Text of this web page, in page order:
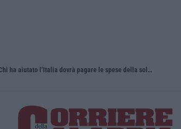
Fondi migranti, i legali dopo la sentenza: «Chi ha aiutato l’Italia dovrà pagare le spese della solidarietà sociale»